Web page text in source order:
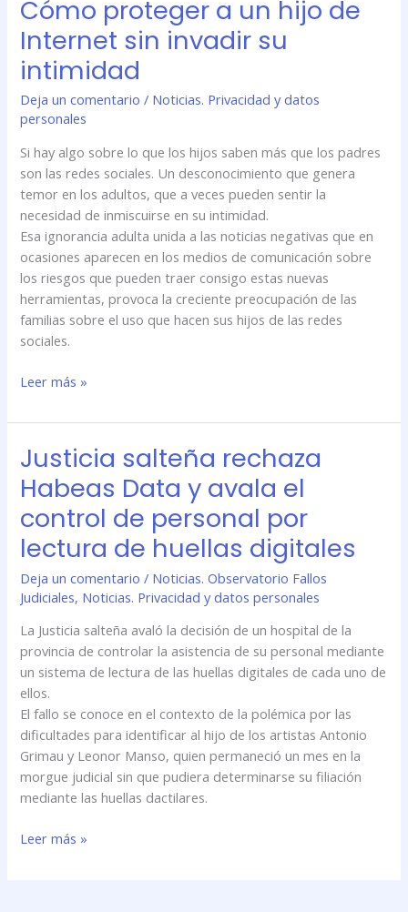
Cómo proteger a un hijo de
Internet sin invadir su
intimidad
Deja un comentario / Noticias. Privacidad y datos
personales
Si hay algo sobre lo que los hijos saben más que los padres
son las redes sociales. Un desconocimiento que genera
temor en los adultos, que a veces pueden sentir la
necesidad de inmiscuirse en su intimidad.
Esa ignorancia adulta unida a las noticias negativas que en
ocasiones aparecen en los medios de comunicación sobre
los riesgos que pueden traer consigo estas nuevas
herramientas, provoca la creciente preocupación de las
familias sobre el uso que hacen sus hijos de las redes
sociales.
Cómo
proteger
a
un
de
Internet
sin
invadir
su
intimidad
Leer más »
Justicia salteña rechaza
Habeas Data y avala el
control de personal por
lectura de huellas digitales
Deja un comentario / Noticias. Observatorio Fallos
Judiciales, Noticias. Privacidad y datos personales
La Justicia salteña avaló la decisión de un hospital de la
provincia de controlar la asistencia de su personal mediante
un sistema de lectura de las huellas digitales de cada uno de
ellos.
El fallo se conoce en el contexto de la polémica por las
dificultades para identificar al hijo de los artistas Antonio
Grimau y Leonor Manso, quien permaneció un mes en la
morgue judicial sin que pudiera determinarse su filiación
mediante las huellas dactilares.
Justicia
rechaza
Habeas
Data
y
avala
el
de
personal
por
lectura
de
huellas
digitales
Leer más »